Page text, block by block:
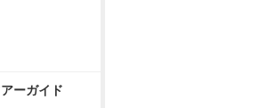
ーガイド